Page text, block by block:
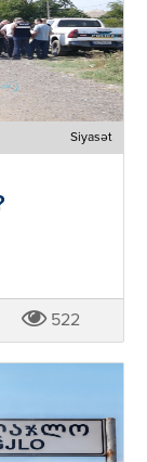
Siyasət
522